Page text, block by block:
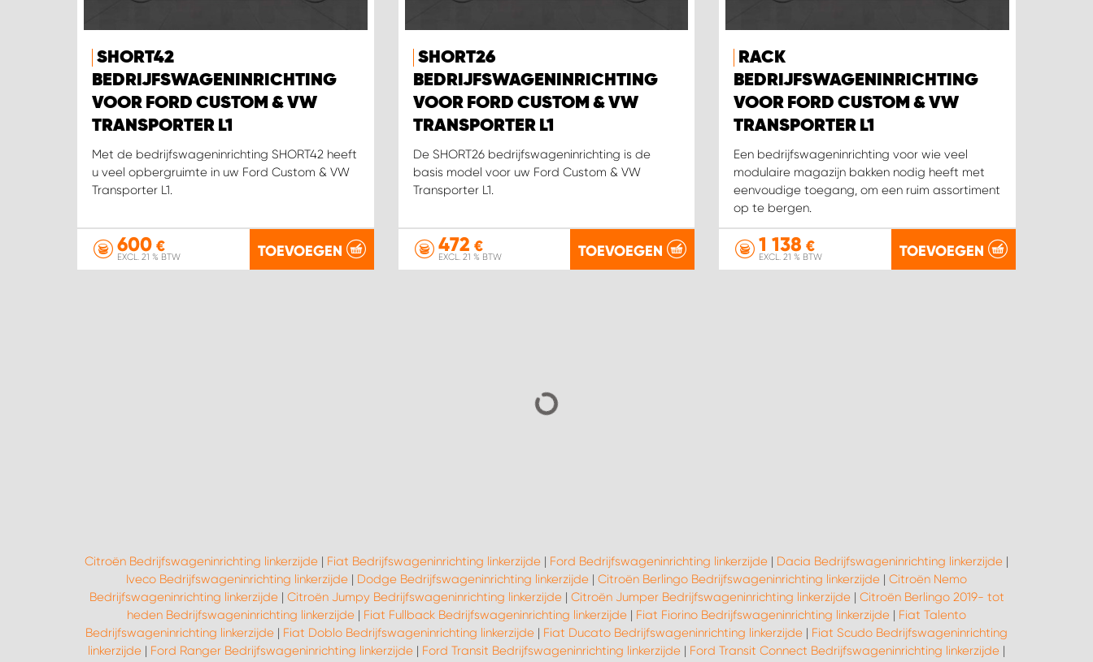
SHORT42
BEDRIJFSWAGENINRICHTING
VOOR FORD CUSTOM & VW
TRANSPORTER L1
Met de bedrijfswageninrichting SHORT42 heeft
u veel opbergruimte in uw Ford Custom & VW
Transporter L1.
600 €
EXCL. 21 % BTW TOEVOEGEN
SHORT26
BEDRIJFSWAGENINRICHTING
VOOR FORD CUSTOM & VW
TRANSPORTER L1
De SHORT26 bedrijfswageninrichting is de
basis model voor uw Ford Custom & VW
Transporter L1.
472 €
EXCL. 21 % BTW TOEVOEGEN
RACK
BEDRIJFSWAGENINRICHTING
VOOR FORD CUSTOM & VW
TRANSPORTER L1
Een bedrijfswageninrichting voor wie veel
modulaire magazijn bakken nodig heeft met
eenvoudige toegang, om een ruim assortiment
op te bergen.
1 138 €
EXCL. 21 % BTW TOEVOEGEN
Citroën Bedrijfswageninrichting linkerzijde | Fiat Bedrijfswageninrichting linkerzijde | Ford Bedrijfswageninrichting linkerzijde | Dacia Bedrijfswageninrichting linkerzijde |
Iveco Bedrijfswageninrichting linkerzijde | Dodge Bedrijfswageninrichting linkerzijde | Citroën Berlingo Bedrijfswageninrichting linkerzijde | Citroën Nemo
Bedrijfswageninrichting linkerzijde| Citroën Jumpy Bedrijfswageninrichting linkerzijde| Citroën Jumper Bedrijfswageninrichting linkerzijde| Citroën Berlingo 2019- tot
heden Bedrijfswageninrichting linkerzijde | Fiat Fullback Bedrijfswageninrichting linkerzijde | Fiat Fiorino Bedrijfswageninrichting linkerzijde | Fiat Talento
Bedrijfswageninrichting linkerzijde | Fiat Doblo Bedrijfswageninrichting linkerzijde | Fiat Ducato Bedrijfswageninrichting linkerzijde | Fiat Scudo Bedrijfswageninrichting
linkerzijde | Ford Ranger Bedrijfswageninrichting linkerzijde | Ford Transit Bedrijfswageninrichting linkerzijde | Ford Transit Connect Bedrijfswageninrichting linkerzijde |